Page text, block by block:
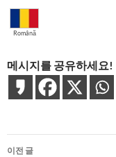
Română
메시지를 공유하세요!
글
이전 글